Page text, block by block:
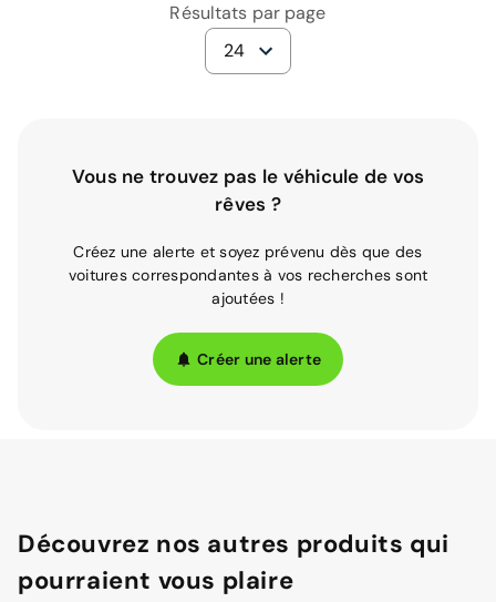
Résultats par page
24
Vous ne trouvez pas le véhicule de vos
rêves ?
Créez une alerte et soyez prévenu dès que des
voitures correspondantes à vos recherches sont
ajoutées !
Créer une alerte
Découvrez nos autres produits qui
pourraient vous plaire